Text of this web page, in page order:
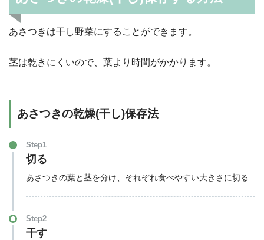
あさつきは干し野菜にすることができます。
茎は乾きにくいので、葉より時間がかかります。
あさつきの乾燥(干し)保存法
Step1
切る
あさつきの葉と茎を分け、それぞれ食べやすい大きさに切る
Step2
干す